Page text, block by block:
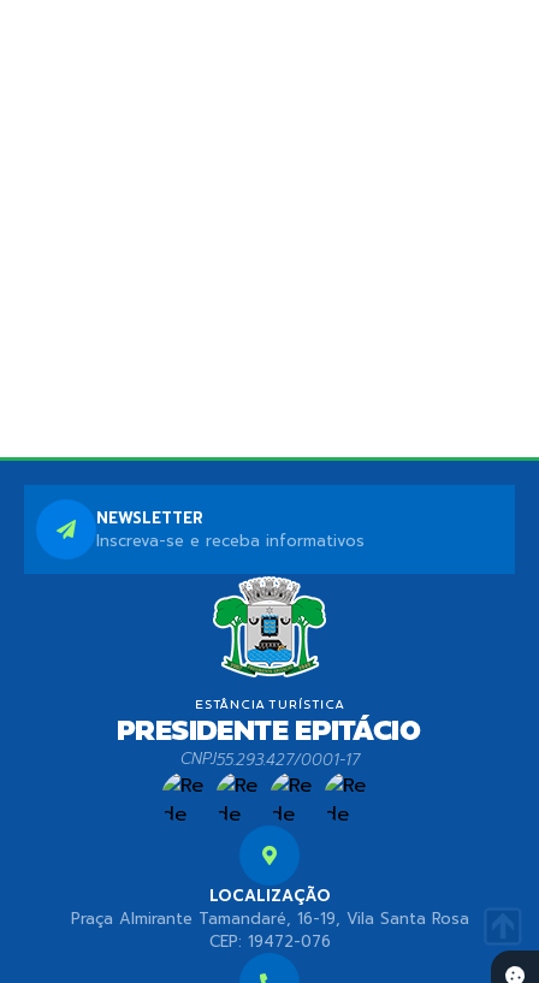
LOCALIZAÇÃO
Praça Almirante Tamandaré, 16-19, Vila Santa Rosa
CEP: 19472-076
CNPJ55.293.427/0001-17
NEWSLETTER
Inscreva-se e receba informativos